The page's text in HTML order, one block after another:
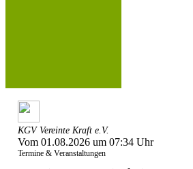
KGV Vereinte Kraft e.V.
Vom 01.08.2026 um 07:34 Uhr
Termine & Veranstaltungen